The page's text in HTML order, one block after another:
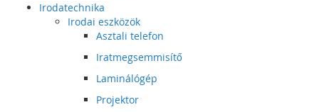
Irodatechnika
Irodai eszközök
Asztali telefon
Iratmegsemmisítő
Laminálógép
Projektor